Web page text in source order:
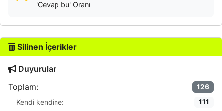
'Cevap bu' Oranı
Silinen İçerikler
Duyurular
Toplam:
126
Kendi kendine: 111